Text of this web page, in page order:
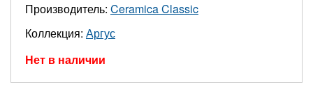
Производитель: Ceramica Classic
Коллекция: Аргус
Нет в наличии